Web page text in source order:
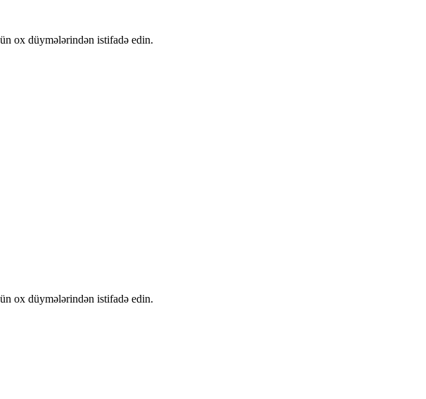
ox düymələrindən istifadə edin.
ox düymələrindən istifadə edin.